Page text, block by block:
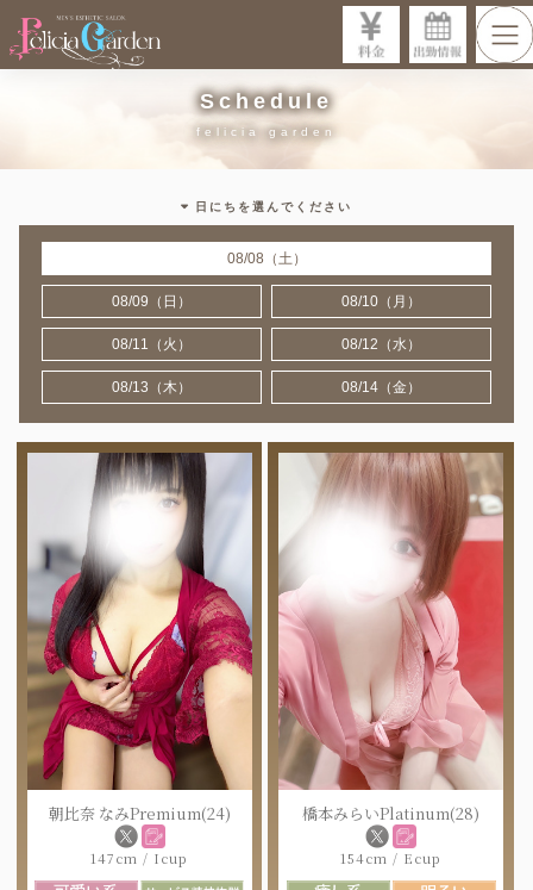
Schedule
日にちを選んでください
08/08（土）
08/09（日） 08/10（月）
08/11（火） 08/12（水）
08/13（木） 08/14（金）
朝比奈 なみPremium(24)
147cm / Icup
橋本みらいPlatinum(28)
154cm / Ecup